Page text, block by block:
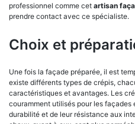
professionnel comme cet artisan
prendre contact avec ce spécialiste.
Choix et
Une fois la façade préparée, il est
existe différents types de crépis,
caractéristiques et avantages. Les
couramment utilisés pour les façades
durabilité et de leur résistance aux